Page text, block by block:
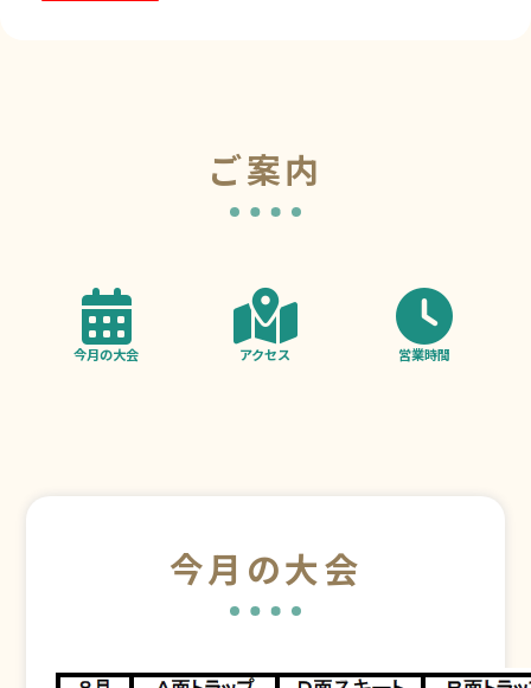
ご案内
今月の大会 アクセス 営業時間
今月の大会